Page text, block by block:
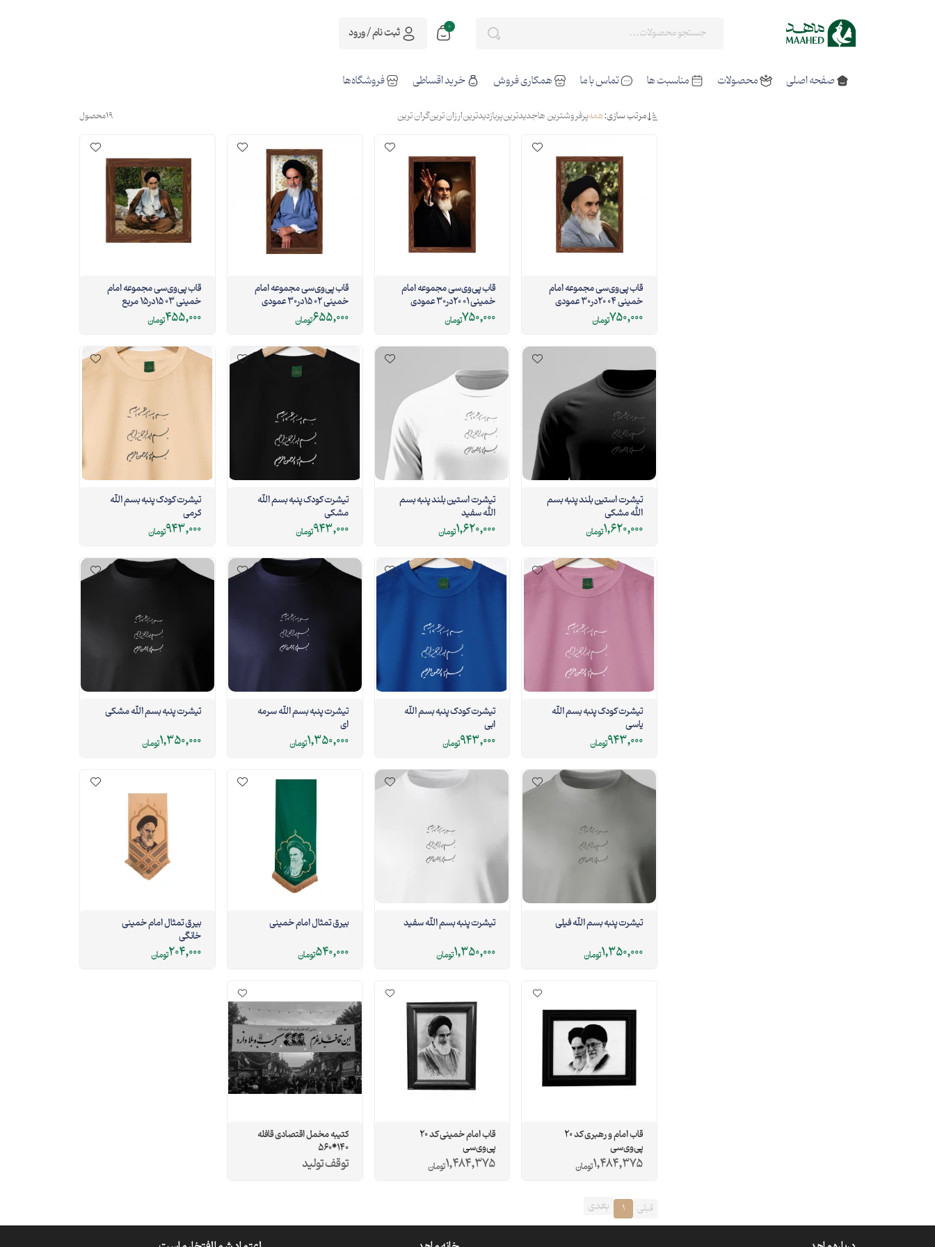
0 ثبت نام / ورود
صفحه اصلی محصولات مناسبت ها تماس با ما همکاری فروش خرید اقساطی فروشگاه‌ها
مرتب سازی:همهپرفروشترین هاجدیدترینپربازدیدترینارزان ترینگران ترین 19محصول
قاب پی‌وی‌سی مجموعه امام
خمینی 04 20در30 عمودی
750,000تومان
قاب پی‌وی‌سی مجموعه امام
خمینی 01 20در30 عمودی
750,000تومان
قاب پی‌وی‌سی مجموعه امام
خمینی 02 15در30 عمودی
655,000تومان
قاب پی‌وی‌سی مجموعه امام
خمینی 03 15در15 مربع
455,000تومان
تیشرت استین بلند پنبه بسم
الله مشکی
1,620,000تومان
تیشرت استین بلند پنبه بسم
الله سفید
1,620,000تومان
تیشرت کودک پنبه بسم الله
مشکی
943,000تومان
تیشرت کودک پنبه بسم الله
کرمی
943,000تومان
تیشرت کودک پنبه بسم الله
یاسی
943,000تومان
تیشرت کودک پنبه بسم الله
ابی
943,000تومان
تیشرت پنبه بسم الله سرمه
ای
1,350,000تومان
تیشرت پنبه بسم الله مشکی
1,350,000تومان
تیشرت پنبه بسم الله فیلی
1,350,000تومان
تیشرت پنبه بسم الله سفید
1,350,000تومان
بیرق تمثال امام خمینی
540,000تومان
بیرق تمثال امام خمینی
خانگی
204,000تومان
قاب امام و رهبری کد 20
پی‌وی‌سی
1,484,375تومان
قاب امام خمینی کد 20
پی‌وی‌سی
1,484,375تومان
کتیبه مخمل اقتصادی قافله
140*560
توقف تولید
قبلی 1 بعدی